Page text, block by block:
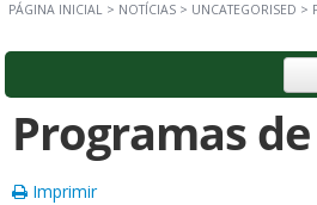
PÁGINA INICIAL > NOTÍCIAS > UNCATEGORISED >
Programas
Imprimir